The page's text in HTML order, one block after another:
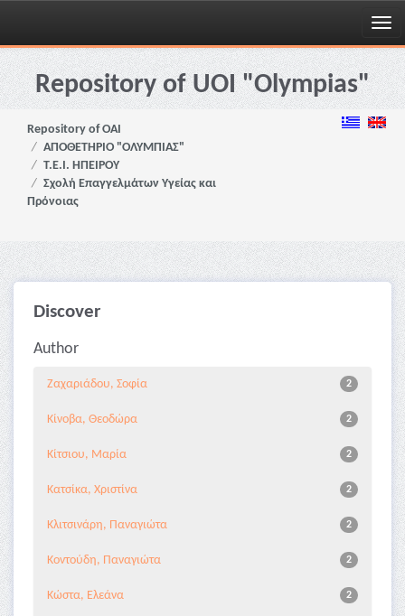
Skip
navigationRepository of UOI "Olympias"
Repository of OAI
ΑΠΟΘΕΤΗΡΙΟ "ΟΛΥΜΠΙΑΣ"
Τ.Ε.Ι. ΗΠΕΙΡΟΥ
Σχολή Επαγγελμάτων Υγείας και
Πρόνοιας
Discover
Author
2
Ζαχαριάδου, Σοφία
2
Κίνοβα, Θεοδώρα
2
Κίτσιου, Μαρία
2
Κατσίκα, Χριστίνα
2
Κλιτσινάρη, Παναγιώτα
2
Κοντούδη, Παναγιώτα
2
Κώστα, Ελεάνα